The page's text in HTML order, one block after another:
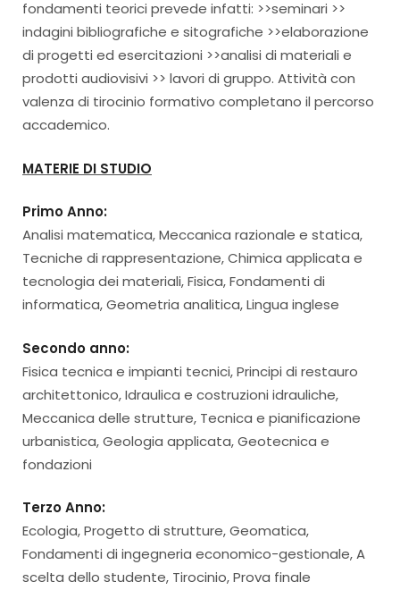
fondamenti teorici prevede infatti: >>seminari >>
indagini bibliografiche e sitografiche >>elaborazione
di progetti ed esercitazioni >>analisi di materiali e
prodotti audiovisivi >> lavori di gruppo. Attività con
valenza di tirocinio formativo completano il percorso
accademico.
MATERIE DI STUDIO
Primo Anno:
Analisi matematica, Meccanica razionale e statica,
Tecniche di rappresentazione, Chimica applicata e
tecnologia dei materiali, Fisica, Fondamenti di
informatica, Geometria analitica, Lingua inglese
Secondo anno:
Fisica tecnica e impianti tecnici, Principi di restauro
architettonico, Idraulica e costruzioni idrauliche,
Meccanica delle strutture, Tecnica e pianificazione
urbanistica, Geologia applicata, Geotecnica e
fondazioni
Terzo Anno:
Ecologia, Progetto di strutture, Geomatica,
Fondamenti di ingegneria economico-gestionale, A
scelta dello studente, Tirocinio, Prova finale